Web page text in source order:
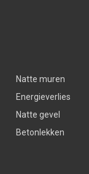
Natte muren
Energieverlies
Natte gevel
Betonlekken